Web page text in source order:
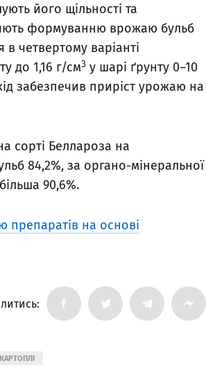
його щільності та
формуванню врожаю бульб
четвертому варіанті
до 1,16 г/см3 у шарі ґрунту 0–10
забезпечив приріст урожаю на
сорті Беллароза на
84,2%, за органо-мінеральної
90,6%.
препаратів на основі